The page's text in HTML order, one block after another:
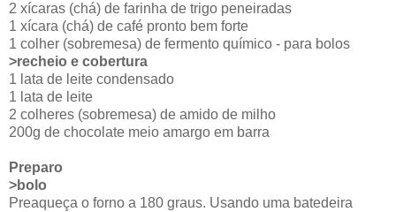
2 xícaras (chá) de farinha de trigo peneiradas
1 xícara (chá) de café pronto bem forte
1 colher (sobremesa) de fermento químico - para bolos
>recheio e cobertura
1 lata de leite condensado
1 lata de leite
2 colheres (sobremesa) de amido de milho
200g de chocolate meio amargo em barra
Preparo
>bolo
Preaqueça o forno a 180 graus. Usando uma batedeira